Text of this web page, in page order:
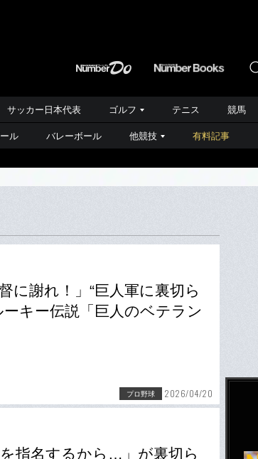
サッカー日本代表 ゴルフ テニス 競馬
ル バレーボール 他競技 有料記事
に謝れ！」“巨人軍に裏切ら
キー伝説「巨人のベテラン
プロ野球 2026/04/20
指名するから…」が裏切ら